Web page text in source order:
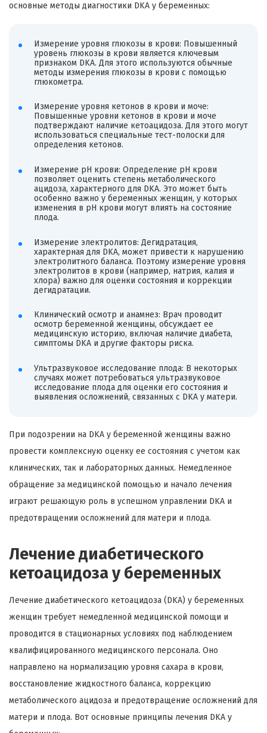
основные методы диагностики DKA у беременных:
Измерение уровня глюкозы в крови: Повышенный
уровень глюкозы в крови является ключевым
признаком DKA. Для этого используются обычные
методы измерения глюкозы в крови с помощью
глюкометра.
Измерение уровня кетонов в крови и моче:
Повышенные уровни кетонов в крови и моче
подтверждают наличие кетоацидоза. Для этого могут
использоваться специальные тест-полоски для
определения кетонов.
Измерение pH крови: Определение pH крови
позволяет оценить степень метаболического
ацидоза, характерного для DKA. Это может быть
особенно важно у беременных женщин, у которых
изменения в pH крови могут влиять на состояние
плода.
Измерение электролитов: Дегидратация,
характерная для DKA, может привести к нарушению
электролитного баланса. Поэтому измерение уровня
электролитов в крови (например, натрия, калия и
хлора) важно для оценки состояния и коррекции
дегидратации.
Клинический осмотр и анамнез: Врач проводит
осмотр беременной женщины, обсуждает ее
медицинскую историю, включая наличие диабета,
симптомы DKA и другие факторы риска.
Ультразвуковое исследование плода: В некоторых
случаях может потребоваться ультразвуковое
исследование плода для оценки его состояния и
выявления осложнений, связанных с DKA у матери.
При подозрении на DKA у беременной женщины важно
провести комплексную оценку ее состояния с учетом как
клинических, так и лабораторных данных. Немедленное
обращение за медицинской помощью и начало лечения
играют решающую роль в успешном управлении DKA и
предотвращении осложнений для матери и плода.
Лечение диабетического
кетоацидоза у беременных
Лечение диабетического кетоацидоза (DKA) у беременных
женщин требует немедленной медицинской помощи и
проводится в стационарных условиях под наблюдением
квалифицированного медицинского персонала. Оно
направлено на нормализацию уровня сахара в крови,
восстановление жидкостного баланса, коррекцию
метаболического ацидоза и предотвращение осложнений для
матери и плода. Вот основные принципы лечения DKA у